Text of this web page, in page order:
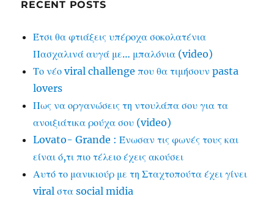
RECENT POSTS
Έτσι θα φτιάξεις υπέροχα σοκολατένια
Πασχαλινά αυγά με… μπαλόνια (video)
Το νέο viral challenge που θα τιμήσουν pasta
lovers
Πως να οργανώσεις τη ντουλάπα σου για τα
ανοιξιάτικα ρούχα σου (video)
Lovato- Grande : Ένωσαν τις φωνές τους και
είναι ό,τι πιο τέλειο έχεις ακούσει
Αυτό το μανικιούρ με τη Σταχτοπούτα έχει γίνει
viral στα social midia